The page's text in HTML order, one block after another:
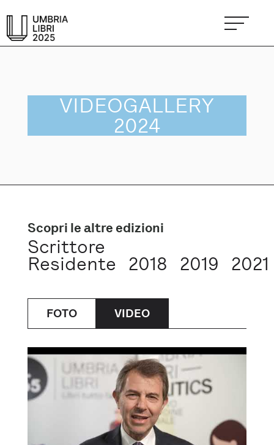
VIDEOGALLERY
2024
Scopri le altre edizioni
Scrittore
Residente 2018 2019 2021
FOTO VIDEO